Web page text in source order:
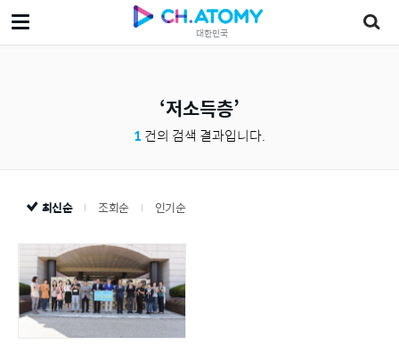
대한민국
저소득층
1 건의 검색 결과입니다.
최신순 조회순 인기순